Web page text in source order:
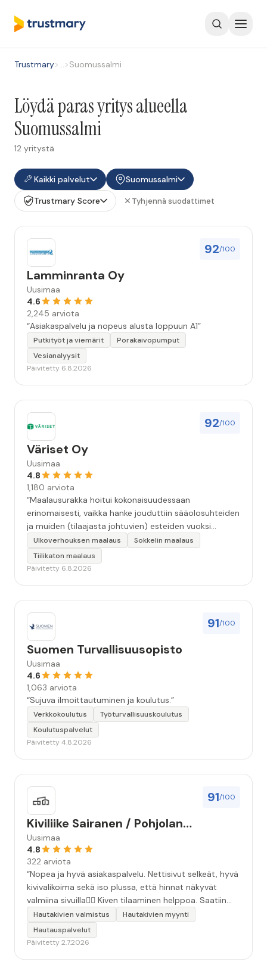
Trustmary>…>Suomussalmi
Löydä paras yritys alueella
Suomussalmi
12 yritystä
Kaikki palvelut
Suomussalmi
Trustmary Score
Tyhjennä suodattimet
92/100
Lamminranta Oy
Uusimaa
4.6
2,245 arviota
“Asiakaspalvelu ja nopeus alusta loppuun A1”
Putkityöt ja viemärit
Porakaivopumput
Vesianalyysit
Päivitetty 6.8.2026
92/100
Väriset Oy
Uusimaa
4.8
1,180 arviota
“Maalausurakka hoitui kokonaisuudessaan
erinomaisesti, vaikka hanke jouduttiin sääolosuhteiden
ja muiden (tilaajasta johtuvien) esteiden vuoksi
keskeyttämään n. 3 viikoksi. Maalaistulos on oikein
hyvä, yhteydenpito erinomaista, jälkityöt tehtiin
huolellisesti. Suosittelen. Erityiskiitos itse maalareille:
Ulkoverhouksen maalaus
Sokkelin maalaus
Tiilikaton maalaus
Päivitetty 6.8.2026
91/100
Suomen Turvallisuusopisto
Uusimaa
4.6
1,063 arviota
“Sujuva ilmoittautuminen ja koulutus.”
Verkkokoulutus
Työturvallisuuskoulutus
Koulutuspalvelut
Päivitetty 4.8.2026
91/100
Kiviliike Sairanen / Pohjolan
Muistokivi
Uusimaa
4.8
322 arviota
“Nopea ja hyvä asiakaspalvelu. Nettisivut selkeät, hyvä
kivivalikoima sekä iso plussa, että hinnat näkyvät
valmiina sivuilla👍🏻 Kiven tilaaminen helppoa. Saatiin
äidille kaunis, ammattitaidolla tehty kivi❤️ Kiitos!”
Hautakivien valmistus
Hautakivien myynti
Hautauspalvelut
Päivitetty 2.7.2026